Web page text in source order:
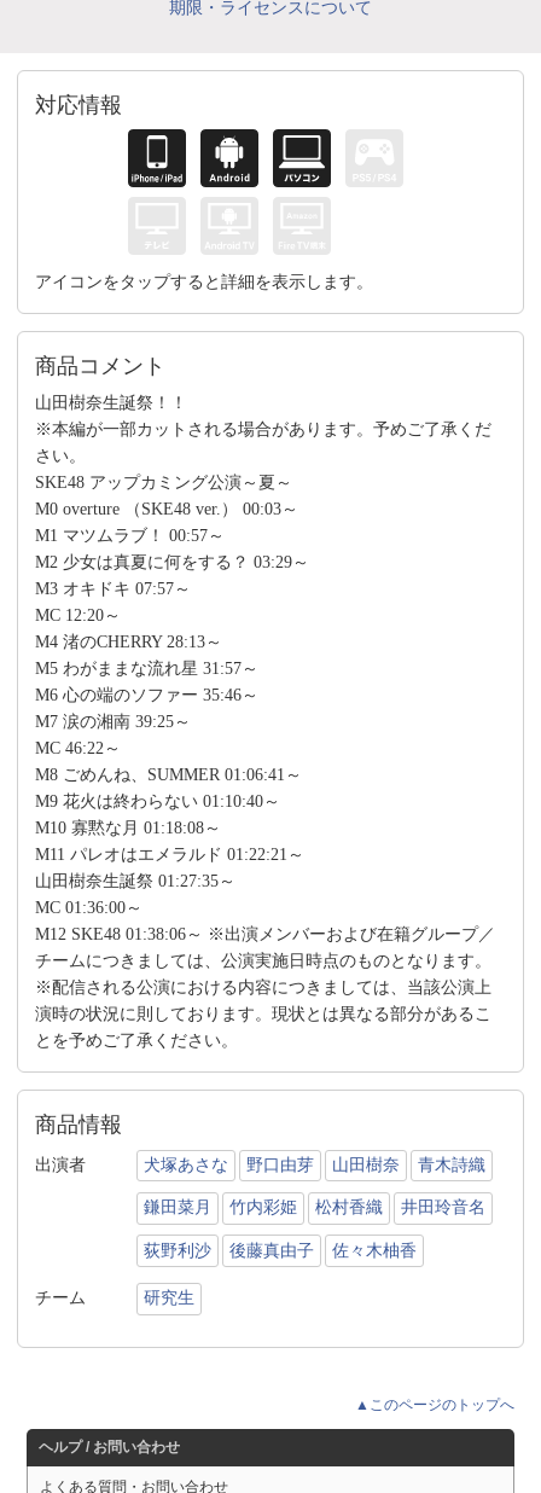
期限・ライセンスについて
対応情報
アイコンをタップすると詳細を表示します。
商品コメント
山田樹奈生誕祭！！
※本編が一部カットされる場合があります。予めご了承くだ
さい。
SKE48 アップカミング公演～夏～
M0 overture （SKE48 ver.） 00:03～
M1 マツムラブ！ 00:57～
M2 少女は真夏に何をする？ 03:29～
M3 オキドキ 07:57～
MC 12:20～
M4 渚のCHERRY 28:13～
M5 わがままな流れ星 31:57～
M6 心の端のソファー 35:46～
M7 涙の湘南 39:25～
MC 46:22～
M8 ごめんね、SUMMER 01:06:41～
M9 花火は終わらない 01:10:40～
M10 寡黙な月 01:18:08～
M11 パレオはエメラルド 01:22:21～
山田樹奈生誕祭 01:27:35～
MC 01:36:00～
M12 SKE48 01:38:06～ ※出演メンバーおよび在籍グループ／
チームにつきましては、公演実施日時点のものとなります。
※配信される公演における内容につきましては、当該公演上
演時の状況に則しております。現状とは異なる部分があるこ
とを予めご了承ください。
商品情報
出演者 犬塚あさな 野口由芽 山田樹奈 青木詩織
鎌田菜月 竹内彩姫 松村香織 井田玲音名
荻野利沙 後藤真由子 佐々木柚香
チーム 研究生
▲このページのトップへ
ヘルプ / お問い合わせ
よくある質問・お問い合わせ